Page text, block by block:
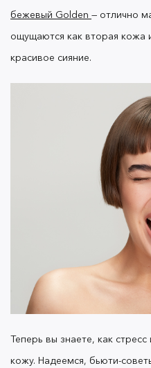
бежевый Golden — отлично
ощущаются как вторая кожа
красивое сияние.
Теперь вы знаете, как
кожу. Надеемся, бьюти-